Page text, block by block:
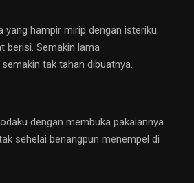
yang hampir mirip dengan isteriku.
berisi. Semakin lama
tak tahan dibuatnya.
dengan membuka pakaiannya
sehelai benangpun menempel di